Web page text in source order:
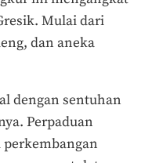
Mulai dari
dan aneka
dengan sentuhan
Perpaduan